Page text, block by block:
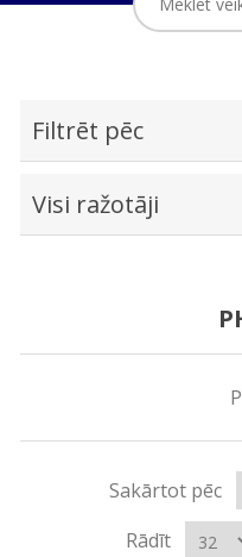
Filtrēt pēc
Visi ražotāji
Sakārtot pēc
Rādīt